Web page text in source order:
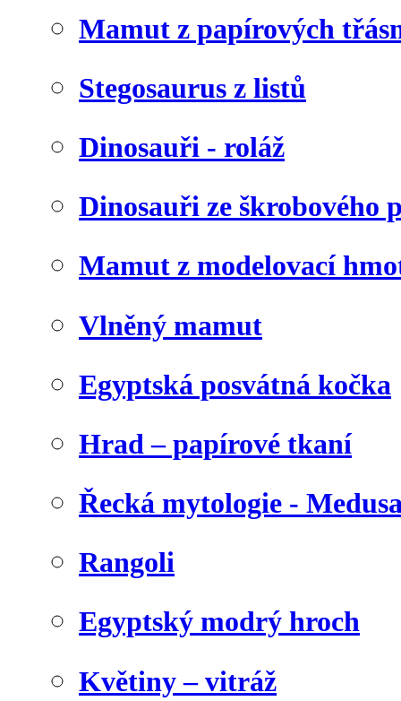
Mamut z papírových
Stegosaurus z listů
Dinosauři - roláž
Dinosauři ze škrobového
Mamut z modelovací
Vlněný mamut
Egyptská posvátná kočka
Hrad – papírové tkaní
Řecká mytologie -
Rangoli
Egyptský modrý hroch
Květiny – vitráž